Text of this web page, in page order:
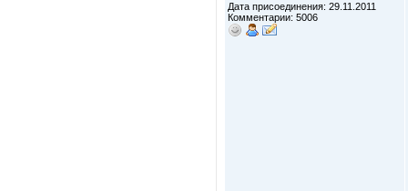
Дата присоединения: 29.11.2011
Комментарии: 5006